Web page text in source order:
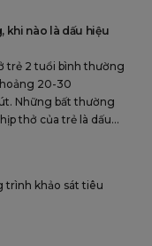
khi nào là dấu hiệu
trẻ 2 tuổi bình thường
20-30
Những bất thường
thở của trẻ là dấu
trình khảo sát tiêu